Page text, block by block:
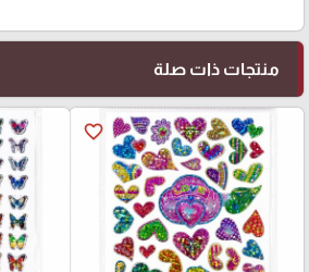
منتجات ذات صلة
favorite_border